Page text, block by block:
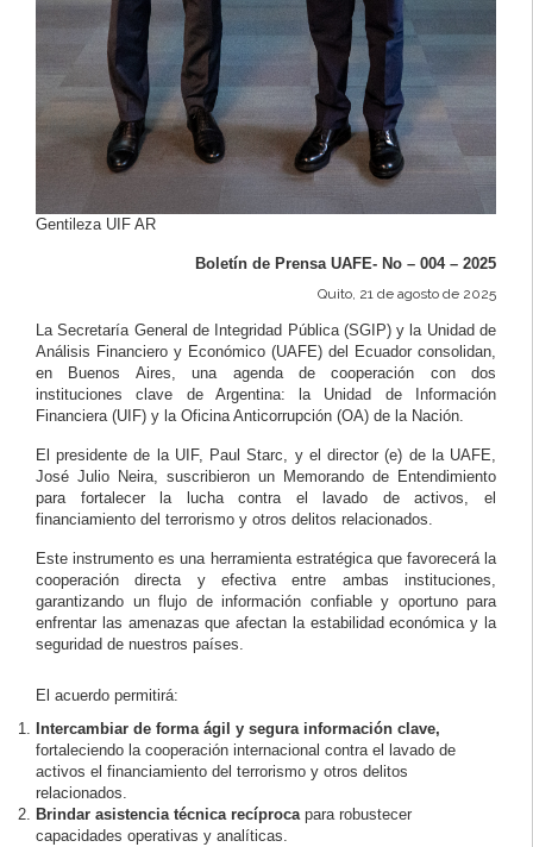
Gentileza UIF AR
Boletín de Prensa UAFE- No – 004 – 2025
Quito, 21 de agosto de 2025
La Secretaría General de Integridad Pública (SGIP) y la Unidad de
Análisis Financiero y Económico (UAFE) del Ecuador consolidan,
en Buenos Aires, una agenda de cooperación con dos
instituciones clave de Argentina: la Unidad de Información
Financiera (UIF) y la Oficina Anticorrupción (OA) de la Nación.
El presidente de la UIF, Paul Starc, y el director (e) de la UAFE,
José Julio Neira, suscribieron un Memorando de Entendimiento
para fortalecer la lucha contra el lavado de activos, el
financiamiento del terrorismo y otros delitos relacionados.
Este instrumento es una herramienta estratégica que favorecerá la
cooperación directa y efectiva entre ambas instituciones,
garantizando un flujo de información confiable y oportuno para
enfrentar las amenazas que afectan la estabilidad económica y la
seguridad de nuestros países.
El acuerdo permitirá:
Intercambiar de forma ágil y segura información clave,
fortaleciendo la cooperación internacional contra el lavado de
activos el financiamiento del terrorismo y otros delitos
relacionados.
Brindar asistencia técnica recíprocapara robustecer
capacidades operativas y analíticas.